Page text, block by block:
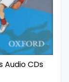
Audio CDs